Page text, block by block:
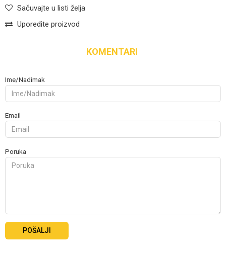
Sačuvajte u listi želja
Uporedite proizvod
KOMENTARI
Ime/Nadimak
Email
Poruka
POŠALJI